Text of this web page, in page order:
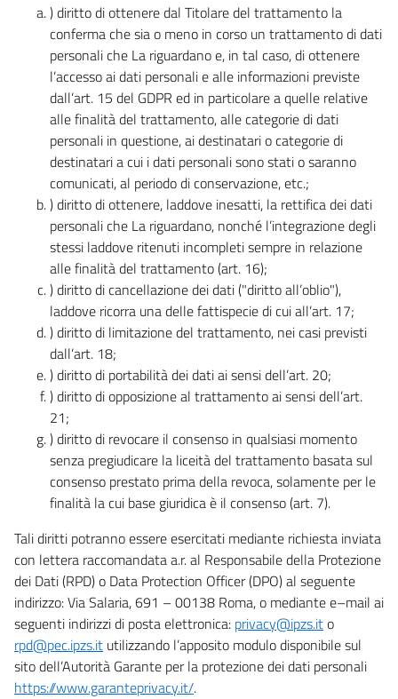
) diritto di ottenere dal Titolare del trattamento la
conferma che sia o meno in corso un trattamento di dati
personali che La riguardano e, in tal caso, di ottenere
l’accesso ai dati personali e alle informazioni previste
dall’art. 15 del GDPR ed in particolare a quelle relative
alle finalità del trattamento, alle categorie di dati
personali in questione, ai destinatari o categorie di
destinatari a cui i dati personali sono stati o saranno
comunicati, al periodo di conservazione, etc.;
) diritto di ottenere, laddove inesatti, la rettifica dei dati
personali che La riguardano, nonché l’integrazione degli
stessi laddove ritenuti incompleti sempre in relazione
alle finalità del trattamento (art. 16);
) diritto di cancellazione dei dati ("diritto all’oblio"),
laddove ricorra una delle fattispecie di cui all’art. 17;
) diritto di limitazione del trattamento, nei casi previsti
dall’art. 18;
) diritto di portabilità dei dati ai sensi dell’art. 20;
) diritto di opposizione al trattamento ai sensi dell’art.
21;
) diritto di revocare il consenso in qualsiasi momento
senza pregiudicare la liceità del trattamento basata sul
consenso prestato prima della revoca, solamente per le
finalità la cui base giuridica è il consenso (art. 7).
Tali diritti potranno essere esercitati mediante richiesta inviata
con lettera raccomandata a.r. al Responsabile della Protezione
dei Dati (RPD) o Data Protection Officer (DPO) al seguente
indirizzo: Via Salaria, 691 – 00138 Roma, o mediante e–mail ai
seguenti indirizzi di posta elettronica: privacy@ipzs.ito
rpd@pec.ipzs.it utilizzando l’apposito modulo disponibile sul
sito dell’Autorità Garante per la protezione dei dati personali
https://www.garanteprivacy.it/.